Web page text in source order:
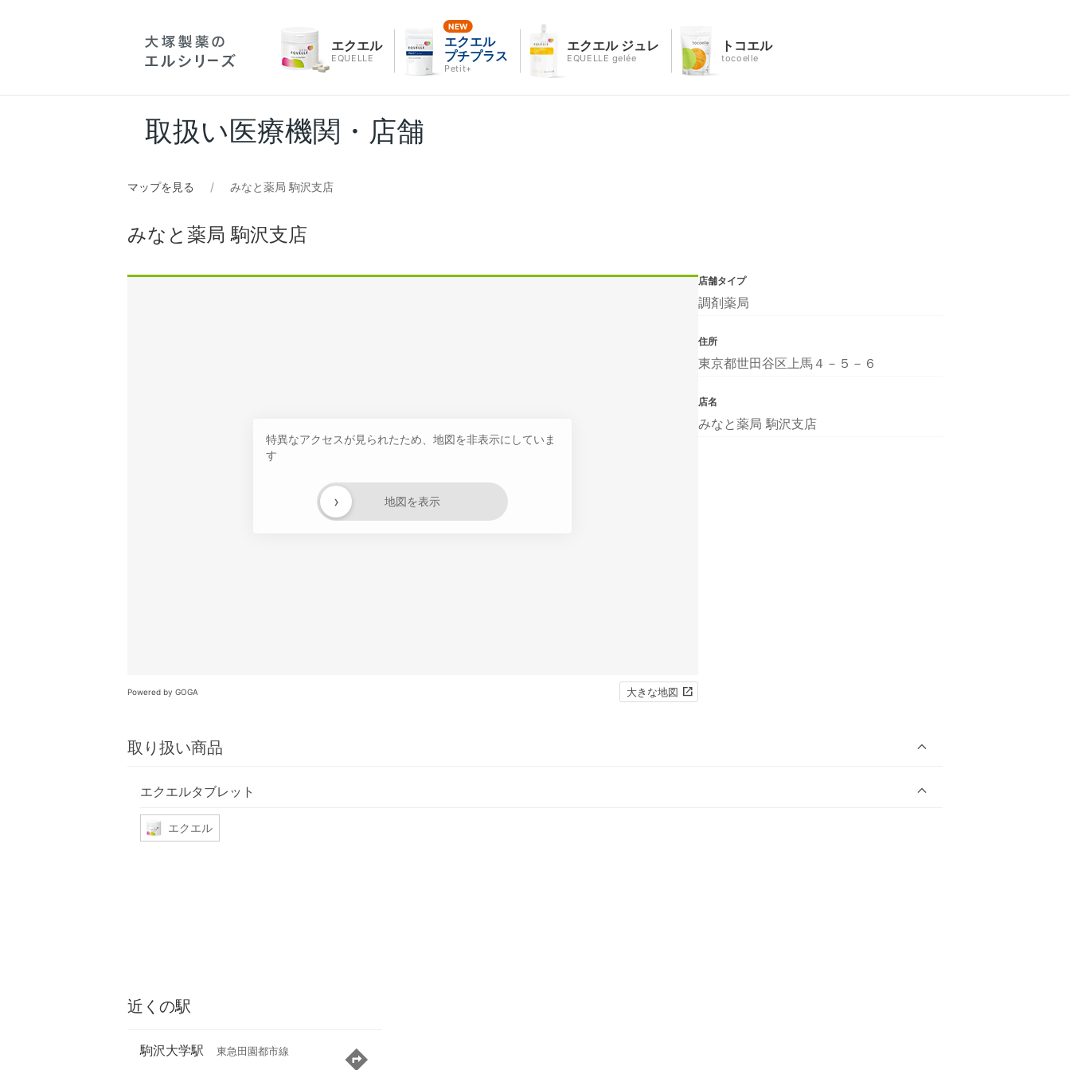
エクエル
EQUELLE
エクエル
プチプラス
Petit+
エクエル ジュレ
EQUELLE gelée
トコエル
tocoelle
取扱い医療機関・店舗
マップを見る みなと薬局 駒沢支店
みなと薬局 駒沢支店
特異なアクセスが見られたため、地図を非表示にしていま
す
地図を表示
›
Powered by GOGA 大きな地図
取り扱い商品
エクエルタブレット
エクエル
店舗タイプ
調剤薬局
住所
東京都世田谷区上馬４－５－６
店名
みなと薬局 駒沢支店
近くの駅
駒沢大学駅 東急田園都市線